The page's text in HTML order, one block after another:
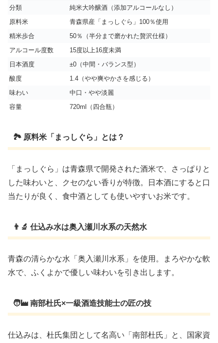
分類
純米大吟醸酒（添加アルコールなし）
原料米
青森県産「まっしぐら」100％使用
精米歩合
50％（半分まで磨かれた贅沢仕様）
アルコール度数
15度以上16度未満
日本酒度
±0（中間・バランス型）
酸度
1.4（やや爽やかさを感じる）
味わい
中口・やや淡麗
容量
720ml（四合瓶）
🏞 原料米「まっしぐら」とは？
「まっしぐら」は青森県で開発された酒米で、さっぱりと
した味わいと、クセのない香りが特徴。日本酒にすると口
当たりが良く、食中酒としても使いやすいお米です。
👨‍🔬 仕込み水は奥入瀬川水系の天然水
青森の清らかな水「奥入瀬川水系」を使用。まろやかな軟
水で、ふくよかで優しい味わいを引き出します。
🧑‍🏭 南部杜氏×一級酒造技能士の匠の技
仕込みは、杜氏集団として名高い「南部杜氏」と、国家資